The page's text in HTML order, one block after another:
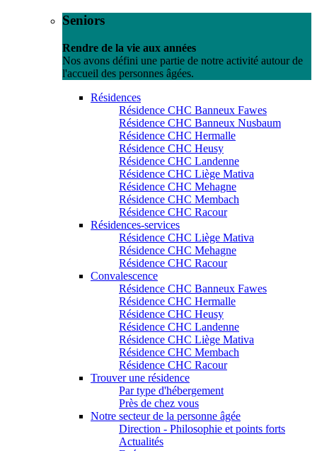
Seniors
Rendre de la vie aux années
Nos avons défini une partie de notre activité autour de
l'accueil des personnes âgées.
Résidences
Résidence CHC Banneux Fawes
Résidence CHC Banneux Nusbaum
Résidence CHC Hermalle
Résidence CHC Heusy
Résidence CHC Landenne
Résidence CHC Liège Mativa
Résidence CHC Mehagne
Résidence CHC Membach
Résidence CHC Racour
Résidences-services
Résidence CHC Liège Mativa
Résidence CHC Mehagne
Résidence CHC Racour
Convalescence
Résidence CHC Banneux Fawes
Résidence CHC Hermalle
Résidence CHC Heusy
Résidence CHC Landenne
Résidence CHC Liège Mativa
Résidence CHC Membach
Résidence CHC Racour
Trouver une résidence
Par type d'hébergement
Près de chez vous
Notre secteur de la personne âgée
Direction - Philosophie et points forts
Actualités